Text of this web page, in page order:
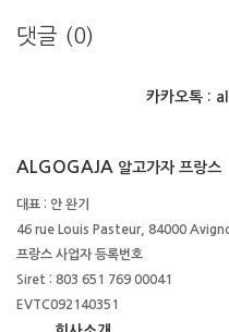
댓글 (0)
카카오톡 :
ALGOGAJA 알고가자 프랑스
대표 : 안 완기
46 rue Louis Pasteur, 84000
프랑스 사업자 등록번호
Siret : 803 651 769 00041
EVTC092140351